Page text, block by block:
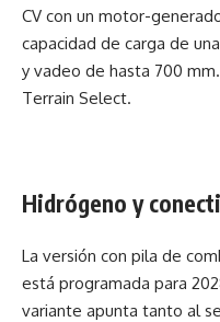
CV con un motor-
capacidad de carga de
y vadeo de hasta 700
Terrain Select.
Hidrógeno y
La versión con pila de
está programada para
variante apunta tanto al